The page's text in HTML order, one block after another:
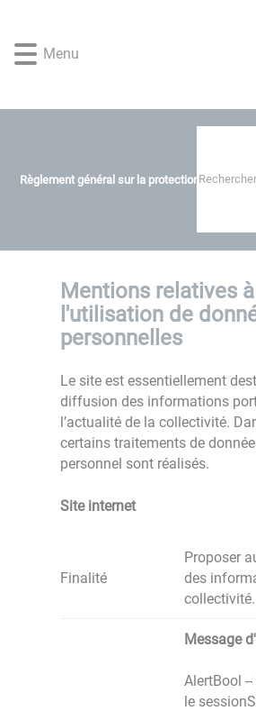
rapide
rapide
principal
rapide
recherche
rapide
de
Menu
Règlement général sur la protection des
Mentions relatives à
l'utilisation de
personnelles
Le site est essentiellement
diffusion des informations
l’actualité de la collectivité.
certains traitements de
personnel sont réalisés.
Site internet
Finalité
Proposer
des
collectivité.
Message
AlertBool
le